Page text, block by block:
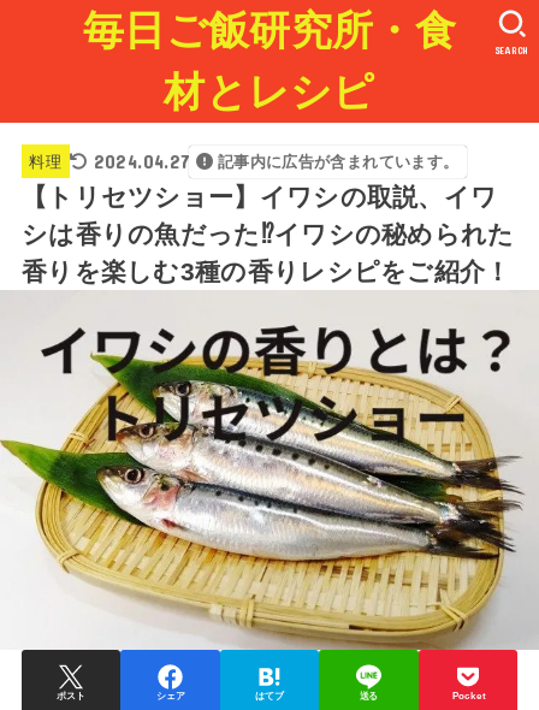
毎日ご飯研究所・食
材とレシピ
SEARCH
料理 2024.04.27 記事内に広告が含まれています。
【トリセツショー】イワシの取説、イワ
シは香りの魚だった⁉イワシの秘められた
香りを楽しむ3種の香りレシピをご紹介！
ポスト シェア はてブ 送る Pocket